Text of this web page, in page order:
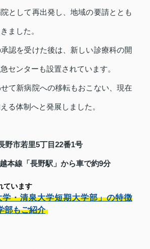
として再出発し、地域の要請ととも
ました。
認を受けた後は、新しい診療科の開
センターも設置されています。
て新病院への移転もおこない、現在
る体制へと発展しました。
野市若里5丁目22番1号
本線「長野駅」から車で約9分
ています
・清泉大学短期大学部」の特徴
部もご紹介